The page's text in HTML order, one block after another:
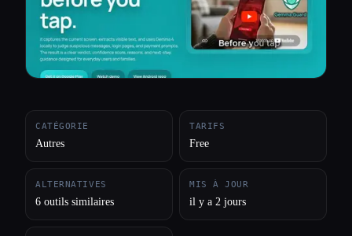
CATÉGORIE
Autres
TARIFS
Free
ALTERNATIVES
6 outils similaires
MIS À JOUR
il y a 2 jours